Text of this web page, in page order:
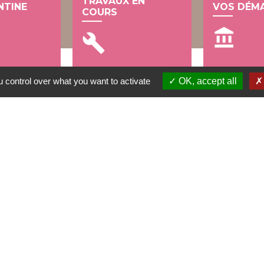
COURS
build
VOS
account_balance
over what you want to activate OK, accept all